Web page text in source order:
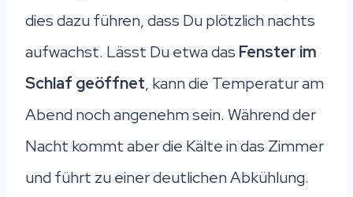
dies dazu führen, dass Du plötzlich nachts
aufwachst. Lässt Du etwa das Fenster im
Schlaf geöffnet, kann die Temperatur am
Abend noch angenehm sein. Während der
Nacht kommt aber die Kälte in das Zimmer
und führt zu einer deutlichen Abkühlung.